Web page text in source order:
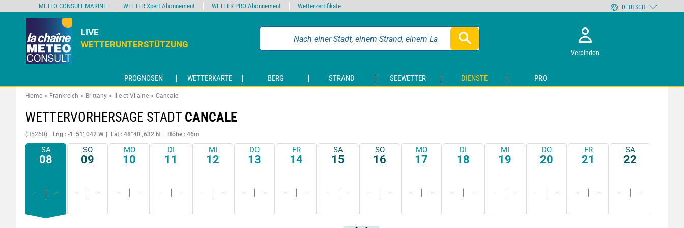
LIVE
WETTERUNTERSTÜTZUNG
Verbinden
PROGNOSEN WETTERKARTE BERG STRAND SEEWETTER DIENSTE PRO
Home Frankreich Brittany Ille-et-Vilaine Cancale
WETTERVORHERSAGE STADT CANCALE
(35260) Lng : -1°51’,042 W Lat : 48°40’,632 N Höhe : 46m
SA
08
- -
SO
09
- -
MO
10
- -
DI
11
- -
MI
12
- -
DO
13
- -
FR
14
- -
SA
15
- -
SO
16
- -
MO
17
- -
DI
18
- -
MI
19
- -
DO
20
- -
FR
21
- -
SA
22
- -
METEO CONSULT MARINE WETTER Xpert Abonnement WETTER PRO Abonnement Wetterzertifikate DEUTSCH